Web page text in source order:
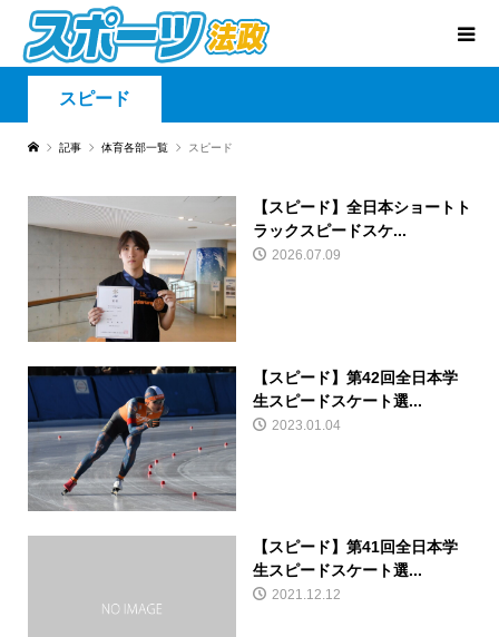
スピード
記事 体育各部一覧 スピード
【スピード】全日本ショートト
ラックスピードスケ...
2026.07.09
【スピード】第42回全日本学
生スピードスケート選...
2023.01.04
【スピード】第41回全日本学
生スピードスケート選...
2021.12.12